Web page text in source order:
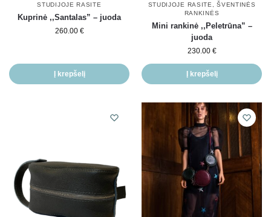
STUDIJOJE RASITE
Kuprinė ,,Santalas” – juoda
260.00 €
Į krepšelį
STUDIJOJE RASITE
,ŠVENTINĖS
RANKINĖS
Mini rankinė ,,Peletrūna” –
juoda
230.00 €
Į krepšelį